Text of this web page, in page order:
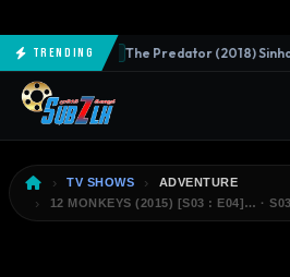
TrendingNEW The Predator (2018)
TV SHOWS
ADVENTURE
12 MONKEYS (2015) [S03 : E04]… ·